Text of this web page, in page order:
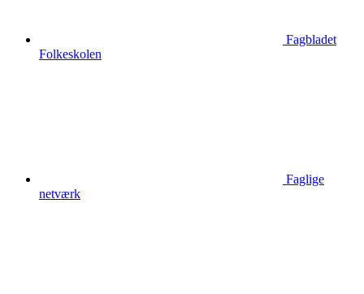
Fagbladet
Folkeskolen
Faglige
netværk